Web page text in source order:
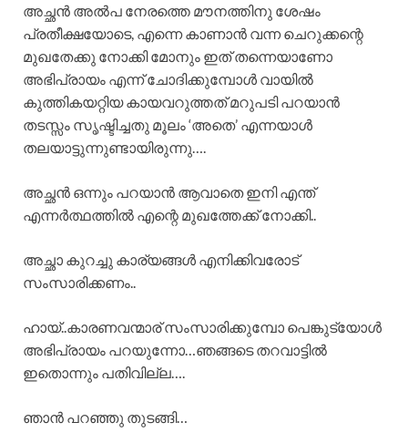
അച്ഛൻ അൽപ നേരത്തെ മൗനത്തിനു ശേഷം
പ്രതീക്ഷയോടെ, എന്നെ കാണാൻ വന്ന ചെറുക്കന്റെ
മുഖതേക്കു നോക്കി മോനും ഇത് തന്നെയാണോ
അഭിപ്രായം എന്ന് ചോദിക്കുമ്പോൾ വായിൽ
കുത്തികയറ്റിയ കായവറുത്തത് മറുപടി പറയാൻ
തടസ്സം സൃഷ്ടിച്ചതു മൂലം ‘അതെ’ എന്നയാൾ
തലയാട്ടുന്നുണ്ടായിരുന്നു….
അച്ഛൻ ഒന്നും പറയാൻ ആവാതെ ഇനി എന്ത്
എന്നർത്ഥത്തിൽ എന്റെ മുഖത്തേക്ക് നോക്കി..
അച്ഛാ കുറച്ചു കാര്യങ്ങൾ എനിക്കിവരോട്
സംസാരിക്കണം..
ഹായ്..കാരണവന്മാര് സംസാരിക്കുമ്പോ പെങ്കുട്യോൾ
അഭിപ്രായം പറയുന്നോ…ഞങ്ങടെ തറവാട്ടിൽ
ഇതൊന്നും പതിവില്ല….
ഞാൻ പറഞ്ഞു തുടങ്ങി…